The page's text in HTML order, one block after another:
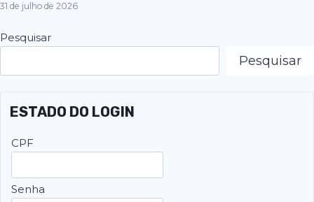
31 de julho de 2026
Pesquisar
Pesquisar
ESTADO DO LOGIN
CPF
Senha